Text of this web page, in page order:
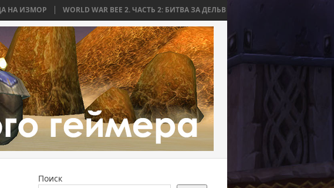
WORLD WAR BEE 2. ЧАСТЬ 2: БИТВА ЗА ДЕЛЬВ WORLD WAR BEE 2. ЧАСТЬ 1:
Поиск